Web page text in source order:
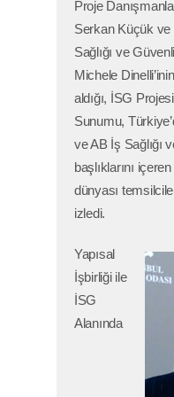
Proje
Serkan Küçük ve
Sağlığı ve
Michele
aldığı, İSG
Sunumu,
ve AB İş Sağlığı
başlıklarını
dünyası
izledi.
Yapısal
İşbirliği ile
İSG
Alanında